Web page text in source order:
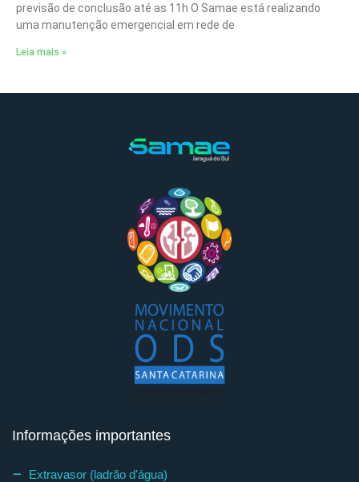
previsão de conclusão até as 11h O Samae está realizando
uma manutenção emergencial em rede de
Leia mais »
Informações importantes
Extravasor (ladrão d'água)